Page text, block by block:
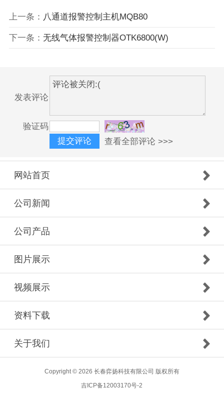
上一条： 八通道报警控制主机MQB80
下一条： 无线气体报警控制器OTK6800(W)
发表评论
验证码
查看全部评论 >>>
网站首页
公司新闻
公司产品
图片展示
视频展示
资料下载
关于我们
Copyright © 2026 长春弈扬科技有限公司 版权所有
吉ICP备12003170号-2